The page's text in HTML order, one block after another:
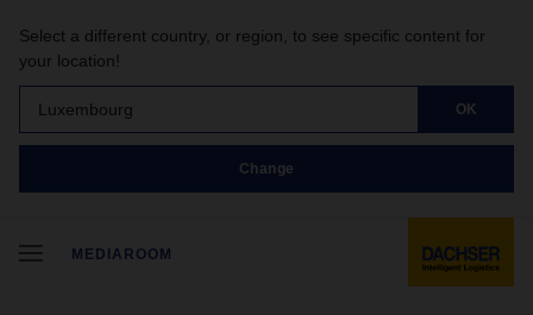
Select a different country, or region, to see specific content for
your location!
Luxembourg OK
Change
MEDIAROOM